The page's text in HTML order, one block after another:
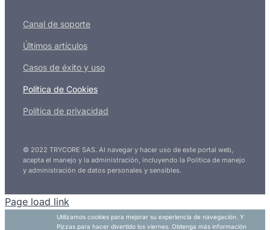
Canal de soporte
Últimos artículos
Casos de éxito y uso
Política de Cookies
Política de privacidad
© 2022 TRYCORE SAS. Al navegar y hacer uso de este portal web,
acepta el manejo y la administración, incluyendo la Política de manejo
y administración de datos personales y sensibles.
Page load link
Utilizamos cookies para mejorar su experiencia de navegación. Y
Pizzas para hacer divertido los viernes. Obtenga más información